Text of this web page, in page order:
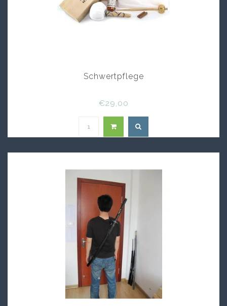
Schwertpflege
€29,00